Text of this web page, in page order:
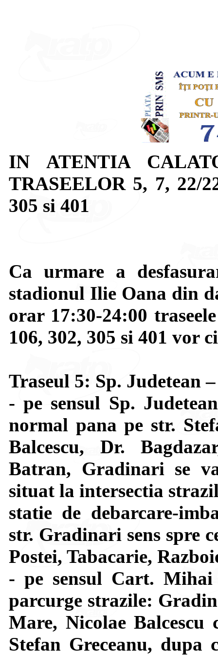
IN ATENTIA
TRASEELOR 5, 7, 22/
305 si 401
Ca urmare a
stadionul Ilie Oana din
orar 17:30-24:00
106, 302, 305 si 401 vor
Traseul 5: Sp. Judetean
- pe sensul Sp.
normal pana pe str.
Balcescu, Dr.
Batran, Gradinari se
situat la intersectia
statie de debarcare-
str. Gradinari sens spre
Postei, Tabacarie,
- pe sensul Cart.
parcurge strazile:
Mare, Nicolae
Stefan Greceanu, dupa